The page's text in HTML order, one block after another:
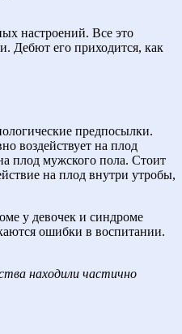
настроений. Все это
Дебют его приходится, как
предпосылки.
воздействует на плод
плод мужского пола. Стоит
на плод внутри утробы,
у девочек и синдроме
ошибки в воспитании.
находили частично